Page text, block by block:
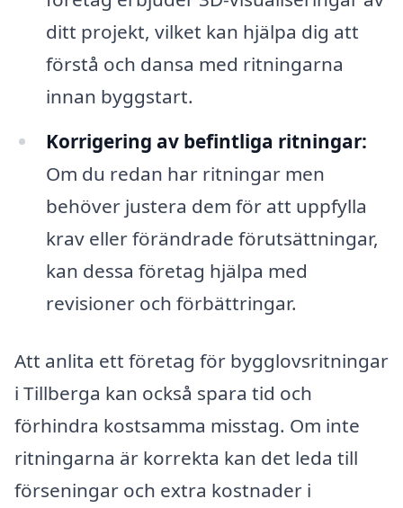
ditt projekt, vilket kan hjälpa dig att
förstå och dansa med ritningarna
innan byggstart.
Korrigering av befintliga ritningar:
Om du redan har ritningar men
behöver justera dem för att uppfylla
krav eller förändrade förutsättningar,
kan dessa företag hjälpa med
revisioner och förbättringar.
Att anlita ett företag för bygglovsritningar
i Tillberga kan också spara tid och
förhindra kostsamma misstag. Om inte
ritningarna är korrekta kan det leda till
förseningar och extra kostnader i